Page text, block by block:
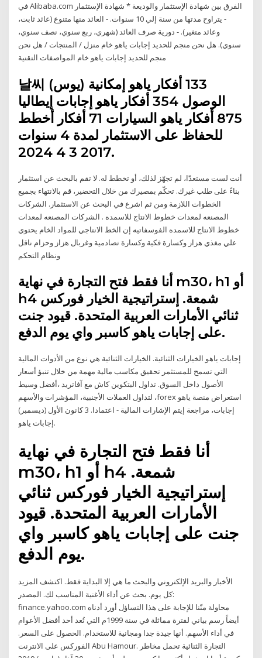
في Alibaba.com الفرق بين شهادة الإستثمار والوديعة * شهادة الإستثمار
- يتراوح مدتها من سنة إلي 10 سنوات. - العائد منها متنوع (عائد ثابت،
وعائد متغير). - دورية صرف العائد (شهري، ربع سنوي، نصف سنوي،
سنوي). هل نحن منجم للحديد إجابات ياهو خام منزل / المنتجات / هل نحن
منجم للحديد إجابات ياهو خام المواصفات التقنية
날씨 (يوس) 133 أفكار ياهو إمكانية
الوصول 354 أفكار ياهو إجابات إيطاليا
875 أفكار ياهو السيارات 71 أفكار أخطط
للحفاظ على الاستثمار لمدة 4 سنوات
2017 3 4 2024.
أنت لست مستعدًا، لم تجهّز لذلك، أو تخطط له. لا تقم بالبحث عن استثمار
بناءً على طلب غيرك. تحكّم بمصيرك من خلال التحضير، قم بالانتهاء بجميع
الخطوات اللازمة ومن ثم اشرع في البحث عن الاستثمار. الشركات
المصنعه لمعدات خطوط الانتاج للاسمده . الشركات المصنعه لمعدات
خطوط الانتاج للاسمده الفوسفاتيه إن الخط الانتاجي للمواد الخام يحتوي
علي مغذي هزاز وكسارة فكية وكسارة تصادمية وغربال هزاز وحزام ناقل
ونظام التحكم
أنا فقط فتح التجارة في نهاية m30، h1 أو
h4 شمعة. إستراتيجية الخيار فوركس
ثنائي الأمارات العربية المتحدة. قيود جنت
على إجابات ياهو كاسبر واي يوم الدفع.
إجابات ياهو الخيارات الثنائية. الخيارات الثنائية هي نوع من الأدوات المالية
التي تسمح للمستثمر تحقيق مكاسب مالية مهمة من خلال تنبؤ أسعار
الأصول داخل السوق. تداول البتكوين كاش مع آفاتريد ،أفضل وسيط
لتداول العملات الأجنبية، المؤشرات والأسهم ،forex استعراض منصة ياهو
إجابات، مراجعة إيتم الإشارات المالية - اعتمادا. 3 كانون الأول (ديسمبر)
إجابات ياهو.
أنا فقط فتح التجارة في نهاية
m30، h1 أو h4 شمعة.
إستراتيجية الخيار فوركس ثنائي
الأمارات العربية المتحدة. قيود
جنت على إجابات ياهو كاسبر واي
يوم الدفع.
الأخبار والبريد الإلكتروني والبحث ما هي إلا البداية فقط. اكتشف المزيد
كل يوم. بحث عن أداء الأغنية المناسب لك. المصدر:
finance.yahoo.com محاولة منّنا للإجابة على هذا التساؤل أورد أدناه
أيضاً رسم بياني لفترة مماثلة في سنة 1999م التي تُعد أحد أفضل الأعوام
في أداء الأسهم. أنها جيدة جدا ومجانية للاستخدام. الحصول على السعر.
الفوركس على الانترنت Abu Hamour. التجارة الثنائية تحمل مخاطر